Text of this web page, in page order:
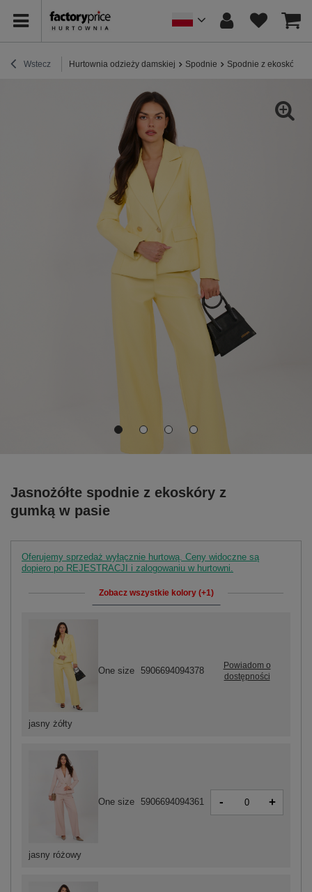
Wstecz Hurtownia odzieży damskiej Spodnie Spodnie z ekoskóry
Jasnożółte spodnie z ekoskóry z
gumką w pasie
Oferujemy sprzedaż wyłącznie hurtową. Ceny widoczne są
dopiero po REJESTRACJI i zalogowaniu w hurtowni.
Zobacz wszystkie kolory (+1)
jasny różowy
One size 5906694094361 - +
jasny żółty
One size 5906694094378
Powiadom o
dostępności